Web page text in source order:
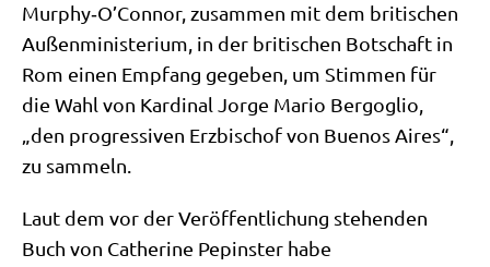
Murphy‑O’Connor, zusam­men mit dem bri­ti­schen
Außen­mi­ni­ste­ri­um, in der bri­ti­schen Bot­schaft in
Rom einen Emp­fang gege­ben, um Stim­men für
die Wahl von Kar­di­nal Jor­ge Mario Berg­o­glio,
„den pro­gres­si­ven Erz­bi­schof von Bue­nos Aires“,
zu sammeln.
Laut dem vor der Ver­öf­fent­li­chung ste­hen­den
Buch von Cathe­ri­ne Pepin­ster habe